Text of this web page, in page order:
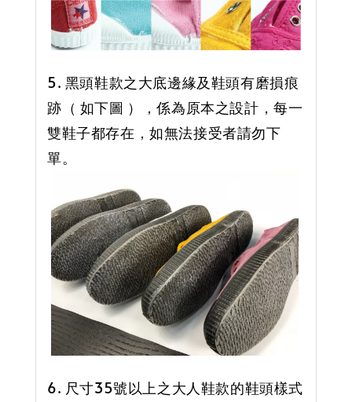
5. 黑頭鞋款之大底邊緣及鞋頭有磨損痕
跡（ 如下圖 ），係為原本之設計，每一
雙鞋子都存在，如無法接受者請勿下
單。
6. 尺寸35號以上之大人鞋款的鞋頭樣式